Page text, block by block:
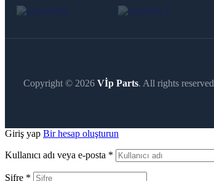
Copyright © 2026 Vİp Parts. All rights reserved
Giriş yap Bir hesap oluşturun
Kullanıcı adı veya e-posta *
Şifre *